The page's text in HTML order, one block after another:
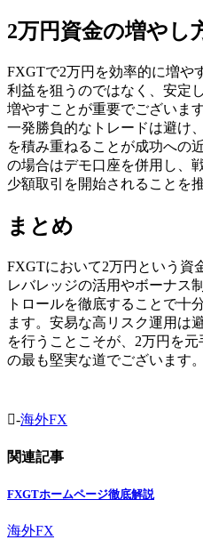
2万円資金の増やし
FXGTで2万円を効率的に増や
利益を狙うのではなく、安定
増やすことが重要でございま
一発勝負的なトレードは避け
を積み重ねることが成功への
の場合はデモ口座を併用し、
少額取引を開始されることを
まとめ
FXGTにおいて2万円という資
レバレッジの活用やボーナス
トロールを徹底することで十
ます。安易な高リスク運用は
を行うことこそが、2万円を
の最も堅実な道でございます。
-海外FX
関連記事
FXGTホームページ徹底解説
海外FX